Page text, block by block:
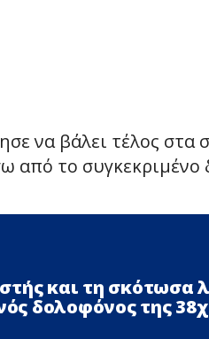
να βάλει τέλος στα
από το συγκεκριμένο
και τη σκότωσα
δολοφόνος της